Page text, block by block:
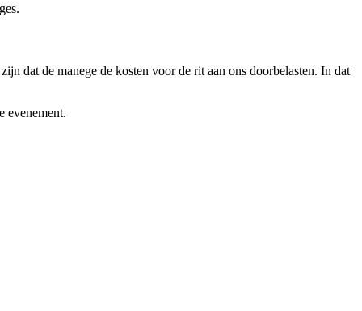
dat de manege de kosten voor de rit aan ons doorbelasten. In dat
evenement.